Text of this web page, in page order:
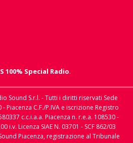
100% Special Radio.
Sound S.r.l. - Tutti i diritti riservati Sede
Piacenza C.F./P.IVA e iscrizione Registro
c.c.i.a.a. Piacenza n. r.e.a. 108530 -
i.v. Licenza SIAE N. 03701 - SCF 862/03
Piacenza, registrazione al Tribunale